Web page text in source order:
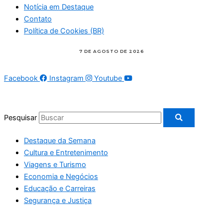
Notícia em Destaque
Contato
Política de Cookies (BR)
Facebook Instagram Youtube
Pesquisar
Destaque da Semana
Cultura e Entretenimento
Viagens e Turismo
Economia e Negócios
Educação e Carreiras
Segurança e Justiça